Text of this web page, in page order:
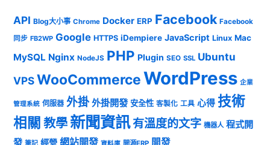
API Blog大小事 Chrome Docker ERP Facebook Facebook
同步 FB2WP Google HTTPS iDempiere JavaScript Linux Mac
MySQL Nginx NodeJS PHP Plugin SEO SSL Ubuntu
VPSWooCommerceWordPress 企業
管理系統 伺服器 外掛 外掛開發 安全性 客製化 工具 心得 技術
相關 教學 新聞資訊有溫度的文字 機器人 程式開
發 筆記 經營 網站開發 開源ERP 開發